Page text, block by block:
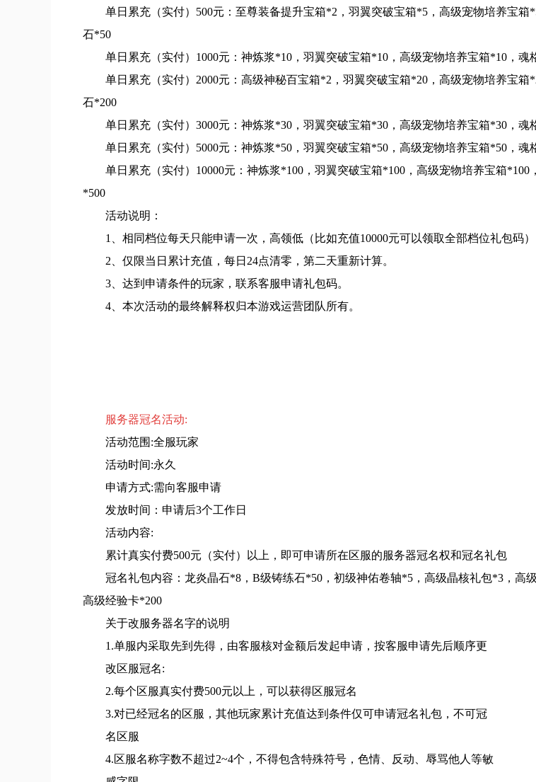
单日累充（实付）500元：至尊装备提升宝箱*2，羽翼突破宝箱*5，高级宠物培养宝箱
石*50
单日累充（实付）1000元：神炼浆*10，羽翼突破宝箱*10，高级宠物培养宝箱*10，魂
单日累充（实付）2000元：高级神秘百宝箱*2，羽翼突破宝箱*20，高级宠物培养宝箱
石*200
单日累充（实付）3000元：神炼浆*30，羽翼突破宝箱*30，高级宠物培养宝箱*30，魂
单日累充（实付）5000元：神炼浆*50，羽翼突破宝箱*50，高级宠物培养宝箱*50，魂
单日累充（实付）10000元：神炼浆*100，羽翼突破宝箱*100，高级宠物培养宝箱*100
*500
活动说明：
1、相同档位每天只能申请一次，高领低（比如充值10000元可以领取全部档位礼包码）
2、仅限当日累计充值，每日24点清零，第二天重新计算。
3、达到申请条件的玩家，联系客服申请礼包码。
4、本次活动的最终解释权归本游戏运营团队所有。
服务器冠名活动:
活动范围:全服玩家
活动时间:永久
申请方式:需向客服申请
发放时间：申请后3个工作日
活动内容:
累计真实付费500元（实付）以上，即可申请所在区服的服务器冠名权和冠名礼包
冠名礼包内容：龙炎晶石*8，B级铸练石*50，初级神佑卷轴*5，高级晶核礼包*3，高
高级经验卡*200
关于改服务器名字的说明
1.单服内采取先到先得，由客服核对金额后发起申请，按客服申请先后顺序更
改区服冠名:
2.每个区服真实付费500元以上，可以获得区服冠名
3.对已经冠名的区服，其他玩家累计充值达到条件仅可申请冠名礼包，不可冠
名区服
4.区服名称字数不超过2~4个，不得包含特殊符号，色情、反动、辱骂他人等敏